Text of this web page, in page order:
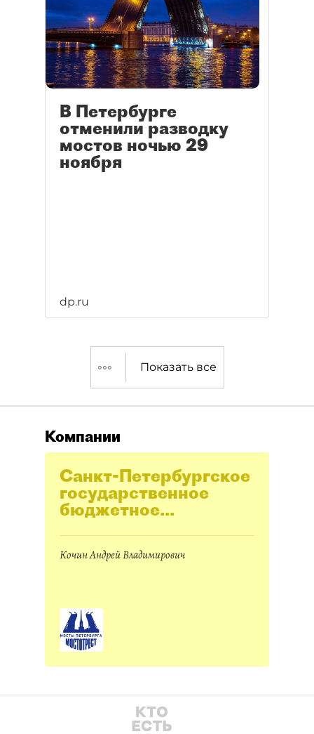
В Петербурге
отменили разводку
мостов ночью 29
ноября
dp.ru
Показать все
Компании
Санкт-Петербургское
государственное
бюджетное
"Мостотрест" (СПб
ГБУ "Мостотрест")
Кочин Андрей Владимирович